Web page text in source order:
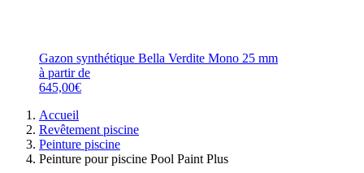
Gazon synthétique Bella Verdite Mono 25 mm
à partir de
645,00€
Accueil
Revêtement piscine
Peinture piscine
Peinture pour piscine Pool Paint Plus